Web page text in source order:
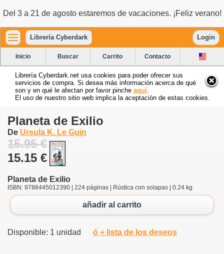
Del 3 a 21 de agosto estaremos de vacaciones. ¡Feliz verano!
Librería Cyberdark Login
Inicio Buscar Carrito Contacto
Librería Cyberdark.net usa cookies para poder ofrecer sus
servicios de compra. Si desea más información acerca de qué
son y en qué le afectan por favor pinche aquí
El uso de nuestro sitio web implica la aceptación de estas cookies.
Planeta de Exilio
De Ursula K. Le Guin
15.95 €
15.15 €
Planeta de Exilio
ISBN: 9788445012390 | 224 páginas | Rústica con solapas | 0.24 kg
añadir al carrito
Disponible: 1 unidad ó + lista de los deseos